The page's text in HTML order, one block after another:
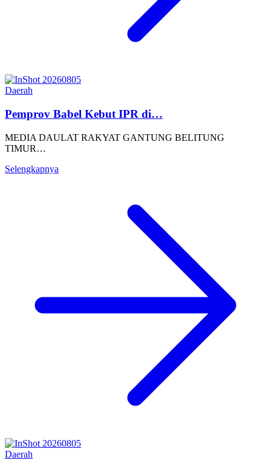
Daerah
Pemprov Babel Kebut IPR di…
MEDIA DAULAT RAKYAT GANTUNG BELITUNG
TIMUR…
Selengkapnya
Daerah